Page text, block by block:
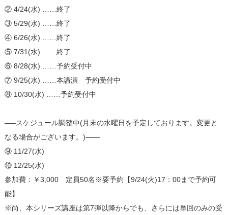
② 4/24(水) ……終了
③ 5/29(水) ……終了
④ 6/26(水) ……終了
⑤ 7/31(水) ……終了
⑥ 8/28(水) ……予約受付中
⑦ 9/25(水) ……本講演 予約受付中
⑧ 10/30(水) ……予約受付中
—–スケジュール調整中(月末の水曜日を予定しております。変更と
なる場合がございます。)——
⑨ 11/27(水)
⑩ 12/25(水)
参加費：￥3,000 定員50名※要予約【9/24(火)17：00まで予約可
能】
※尚、本シリーズ講座は第7弾以降からでも、さらには単回のみの受